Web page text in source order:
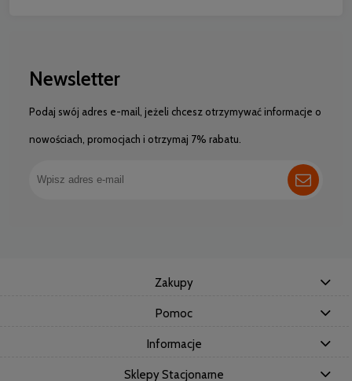
Newsletter
Podaj swój adres e-mail, jeżeli chcesz otrzymywać informacje o
nowościach, promocjach i otrzymaj 7% rabatu.
Zakupy
Pomoc
Informacje
Sklepy Stacjonarne